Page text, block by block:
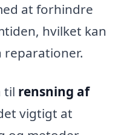
at forhindre
hvilket kan
reparationer.
til rensning af
vigtigt at